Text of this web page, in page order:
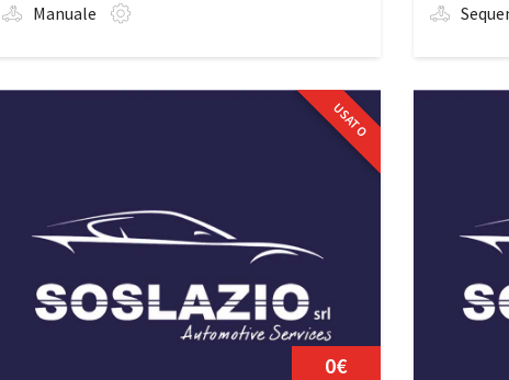
Manuale
USATO
0€